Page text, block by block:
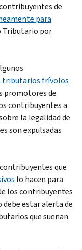
de
para
Tributario por
tributarios frívolos
promotores de
contribuyentes a
la legalidad de
son expulsadas
que
lo hacen para
los contribuyentes
debe estar alerta de
que suenan